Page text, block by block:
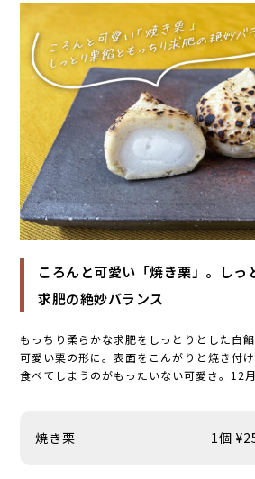
ころんと可愛い「焼き栗」。しっ
求肥の絶妙バランス
もっちり柔らかな求肥をしっとりとした白
可愛い栗の形に。表面をこんがりと焼き付
食べてしまうのがもったいない可愛さ。12
焼き栗 1個